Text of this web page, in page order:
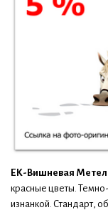
ЕК-Вишневая
красные цветы.
изнанкой. Стандарт,